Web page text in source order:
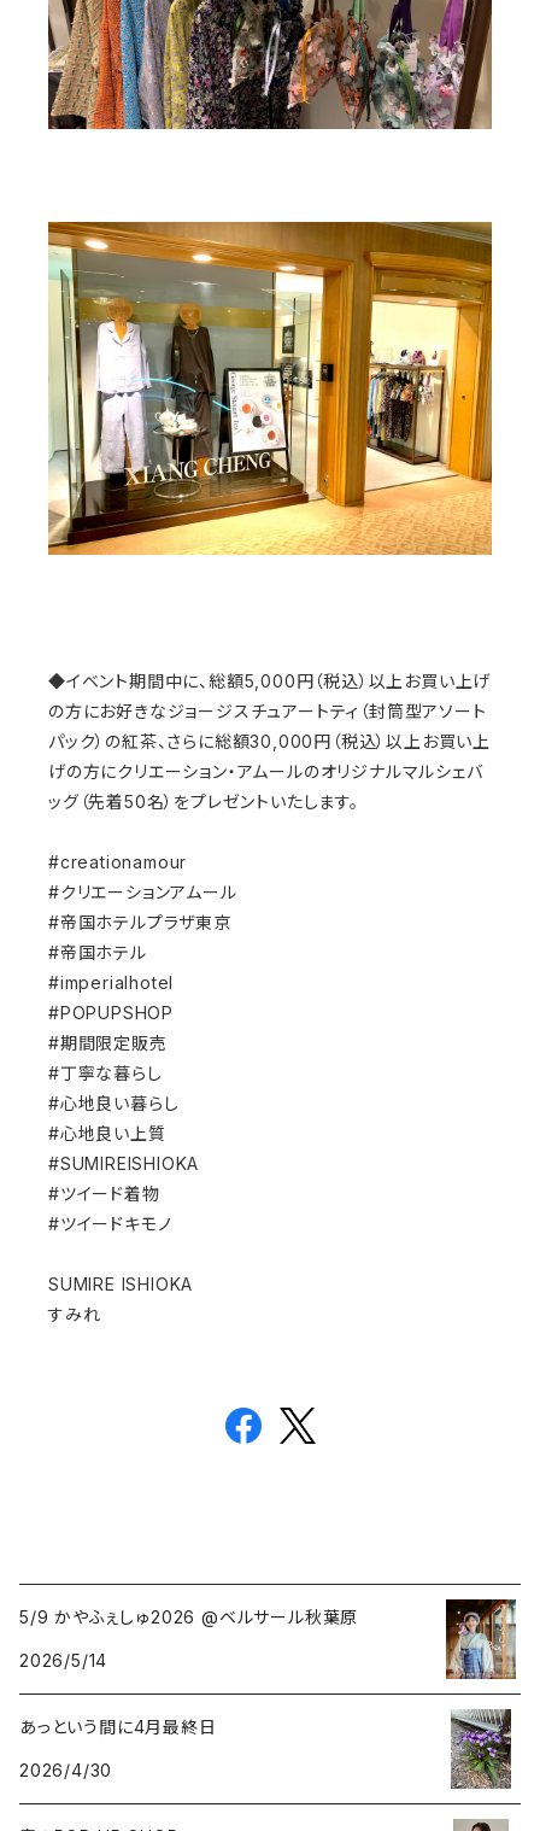
◆イベント期間中に、総額5,000円（税込）以上お買い上げ
の方にお好きなジョージスチュアートティ（封筒型アソート
パック）の紅茶、さらに総額30,000円（税込）以上お買い上
げの方にクリエーション・アムールのオリジナルマルシェバ
ッグ（先着50名）をプレゼントいたします。
#creationamour
#クリエーションアムール
#帝国ホテルプラザ東京
#帝国ホテル
#imperialhotel
#POPUPSHOP
#期間限定販売
#丁寧な暮らし
#心地良い暮らし
#心地良い上質
#SUMIREISHIOKA
#ツイード着物
#ツイードキモノ
SUMIRE ISHIOKA
すみれ
5/9 かやふぇしゅ2026 @ベルサール秋葉原
2026/5/14
あっという間に4月最終日
2026/4/30